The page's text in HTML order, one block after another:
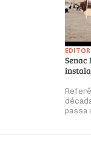
Senac
passa